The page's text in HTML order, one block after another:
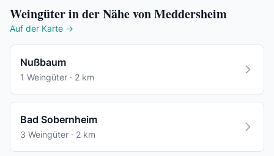
Weingüter in der Nähe von Meddersheim
Auf der Karte →
Nußbaum
1 Weingüter · 2 km
Bad Sobernheim
3 Weingüter · 2 km